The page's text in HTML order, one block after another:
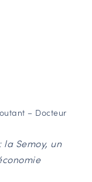
Grand Est
– Docteur
Semoy, un